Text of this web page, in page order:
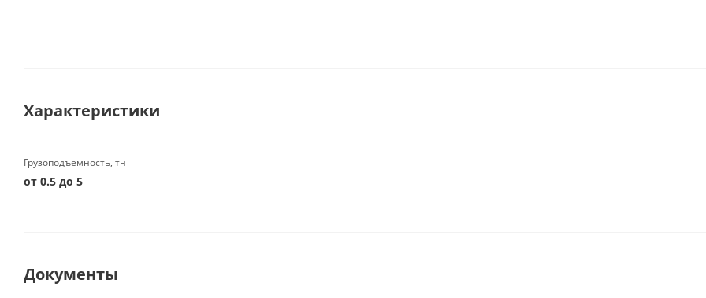
Характеристики
Грузоподъемность, тн
от 0.5 до 5
Документы